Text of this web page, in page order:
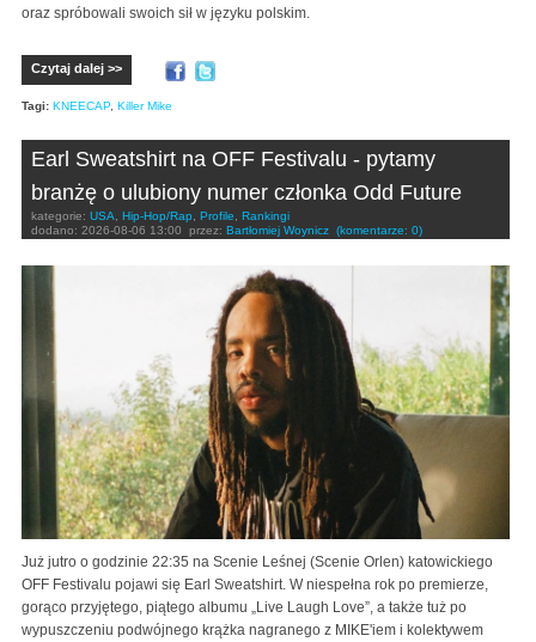
oraz spróbowali swoich sił w języku polskim.
Czytaj dalej >>
Tagi: KNEECAP, Killer Mike
Earl Sweatshirt na OFF Festivalu - pytamy
branżę o ulubiony numer członka Odd Future
kategorie: USA Hip-Hop/Rap Profile
Rankingi
dodano: 2026-08-06 13:00 przez: Bartłomiej Woynicz (komentarze: 0)
Już jutro o godzinie 22:35 na Scenie Leśnej (Scenie Orlen) katowickiego
OFF Festivalu pojawi się Earl Sweatshirt. W niespełna rok po premierze,
gorąco przyjętego, piątego albumu „Live Laugh Love”, a także tuż po
wypuszczeniu podwójnego krążka nagranego z MIKE'iem i kolektywem